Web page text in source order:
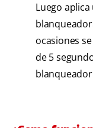
Luego
ocasiones
de 5